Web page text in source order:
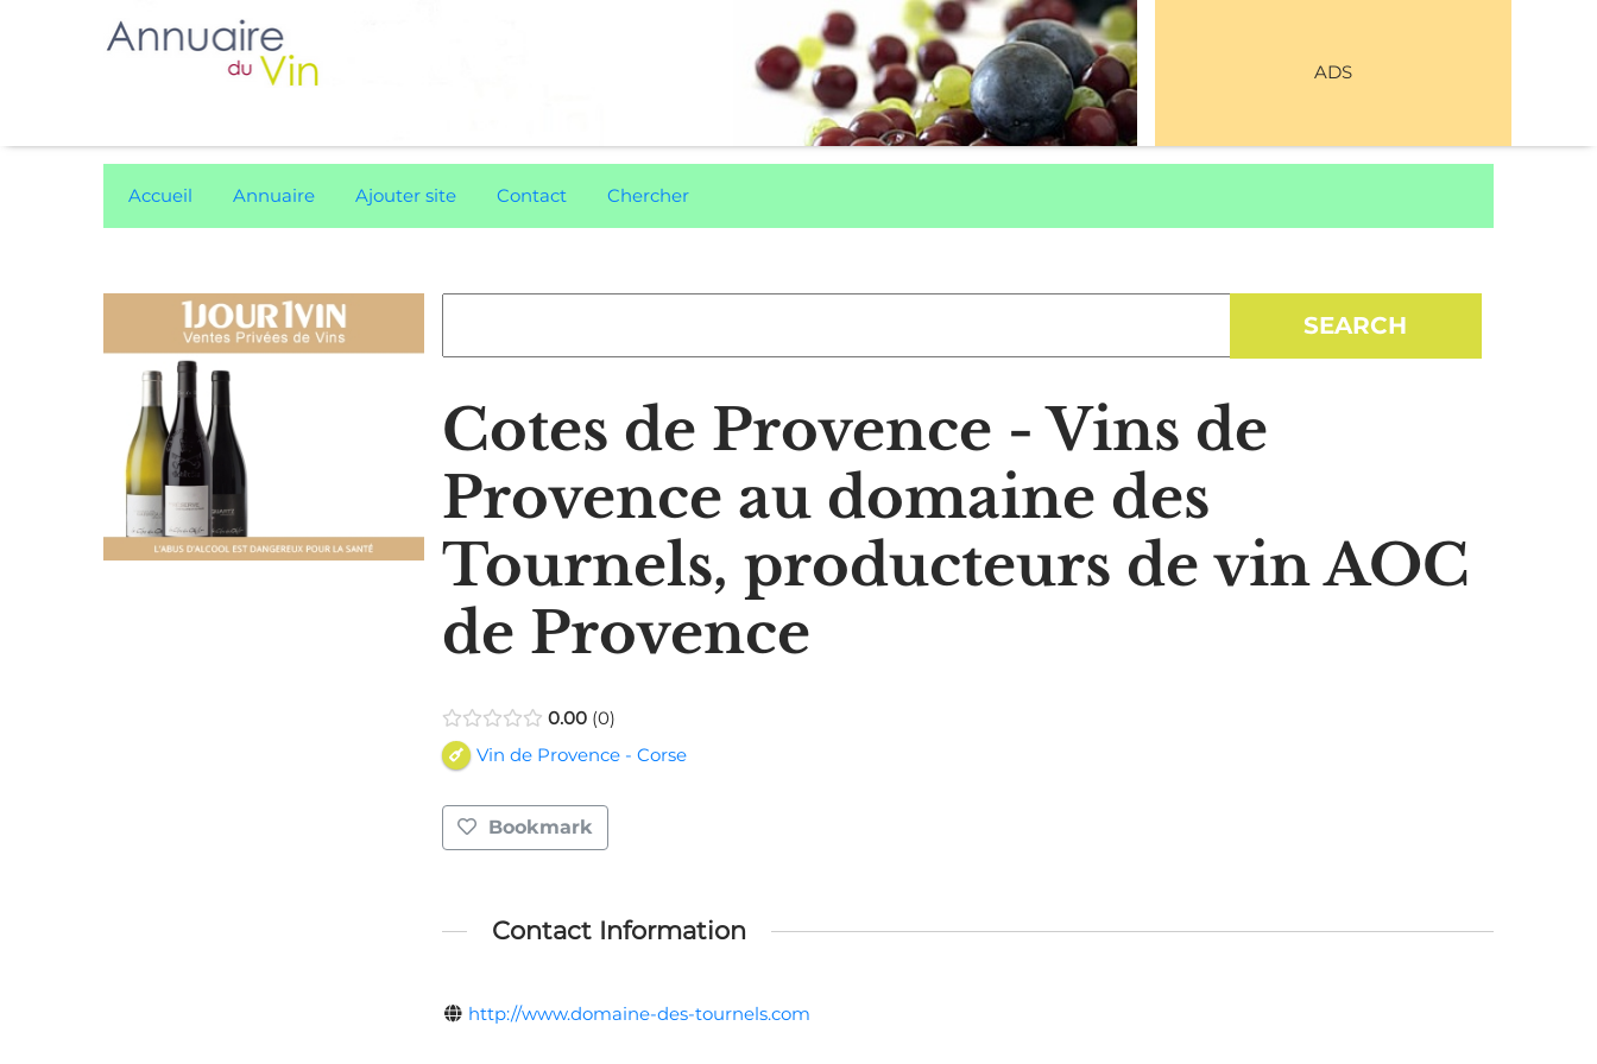
ADS
Accueil Annuaire Ajouter site Contact Chercher
Cotes de Provence - Vins de
Provence au domaine des
Tournels, producteurs de vin AOC
de Provence
0.00 0
Vin de Provence - Corse
Bookmark
Contact Information
http://www.domaine-des-tournels.com